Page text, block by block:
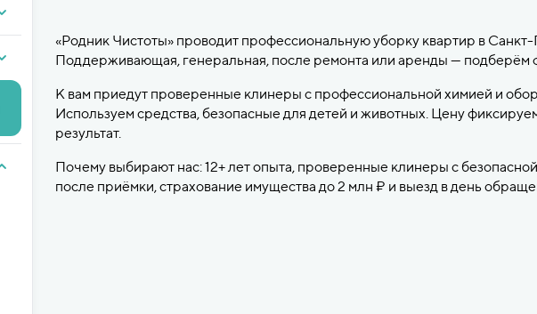
«Родник Чистоты» проводит профессиональную уборку квартир в
Поддерживающая, генеральная, после ремонта или аренды — подберём
К вам приедут проверенные клинеры с профессиональной химией и
Используем средства, безопасные для детей и животных. Цену
результат.
Почему выбирают нас: 12+ лет опыта, проверенные клинеры с
после приёмки, страхование имущества до 2 млн ₽ и выезд в день